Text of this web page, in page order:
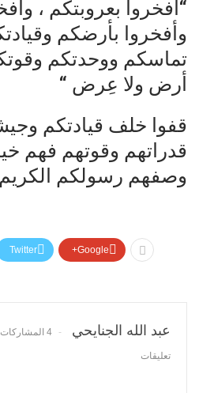
“أفخروا بعروبتكم ،
وأفخروا بأرضكم
تماسكم ووحدتكم
أرض ولا عِرض “
قفوا خلف قيادتكم
قدراتهم وقوتهم فهم
وصفهم رسولكم
Twitter Google+
عبد الله الجنايحي 4 المشاركات
تعليقات